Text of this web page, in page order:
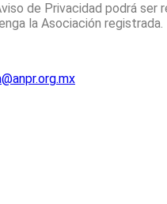
de Privacidad podrá
la Asociación registrada.